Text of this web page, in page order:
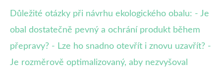
Důležité otázky při návrhu ekologického obalu: - Je
obal dostatečně pevný a ochrání produkt během
přepravy? - Lze ho snadno otevřít i znovu uzavřít? -
Je rozměrově optimalizovaný, aby nezvyšoval